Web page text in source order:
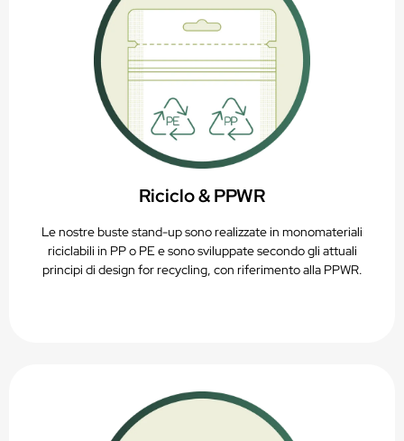
Riciclo & PPWR
Le nostre buste stand-up sono realizzate in monomateriali
riciclabili in PP o PE e sono sviluppate secondo gli attuali
principi di design for recycling, con riferimento alla PPWR.